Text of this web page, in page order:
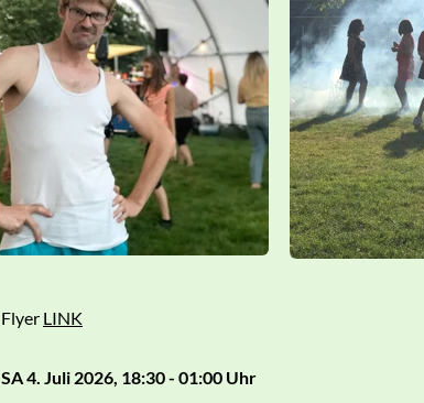
Flyer LINK
SA 4. Juli 2026, 18:30 - 01:00 Uhr